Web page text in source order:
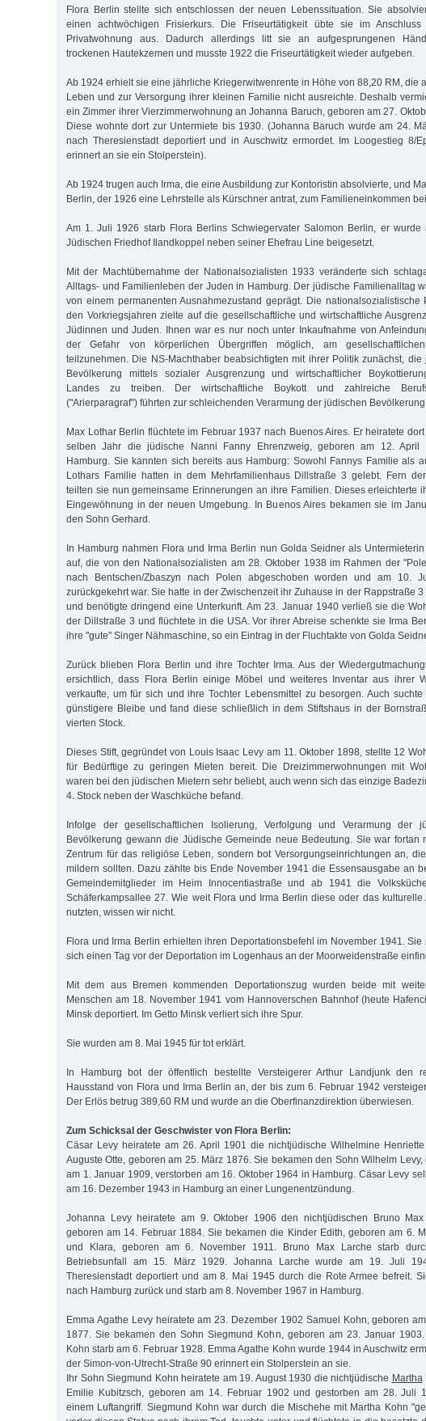
Flora Berlin stellte sich entschlossen der neuen Lebenssituation. Sie
einen achtwöchigen Frisierkurs. Die Friseurtätigkeit übte sie im
Privatwohnung aus. Dadurch allerdings litt sie an aufgesprungenen
trockenen Hautekzemen und musste 1922 die Friseurtätigkeit wieder aufgeben.
Ab 1924 erhielt sie eine jährliche Kriegerwitwenrente in Höhe von 88,20 RM, die
Leben und zur Versorgung ihrer kleinen Familie nicht ausreichte. Deshalb
ein Zimmer ihrer Vierzimmerwohnung an Johanna Baruch, geboren am 27.
Diese wohnte dort zur Untermiete bis 1930. (Johanna Baruch wurde am 24.
nach Theresienstadt deportiert und in Auschwitz ermordet. Im Loogestieg 8/
erinnert an sie ein Stolperstein).
Ab 1924 trugen auch Irma, die eine Ausbildung zur Kontoristin absolvierte, und
Berlin, der 1926 eine Lehrstelle als Kürschner antrat, zum Familieneinkommen bei.
Am 1. Juli 1926 starb Flora Berlins Schwiegervater Salomon Berlin, er wurde
Jüdischen Friedhof Ilandkoppel neben seiner Ehefrau Line beigesetzt.
Mit der Machtübernahme der Nationalsozialisten 1933 veränderte sich
Alltags- und Familienleben der Juden in Hamburg. Der jüdische Familienalltag
von einem permanenten Ausnahmezustand geprägt. Die nationalsozialistische
den Vorkriegsjahren zielte auf die gesellschaftliche und wirtschaftliche
Jüdinnen und Juden. Ihnen war es nur noch unter Inkaufnahme von
der Gefahr von körperlichen Übergriffen möglich, am
teilzunehmen. Die NS-Machthaber beabsichtigten mit ihrer Politik zunächst, die
Bevölkerung mittels sozialer Ausgrenzung und wirtschaftlicher
Landes zu treiben. Der wirtschaftliche Boykott und zahlreiche
("Arierparagraf") führten zur schleichenden Verarmung der jüdischen Bevölkerung.
Max Lothar Berlin flüchtete im Februar 1937 nach Buenos Aires. Er heiratete
selben Jahr die jüdische Nanni Fanny Ehrenzweig, geboren am 12. April
Hamburg. Sie kannten sich bereits aus Hamburg: Sowohl Fannys Familie als
Lothars Familie hatten in dem Mehrfamilienhaus Dillstraße 3 gelebt. Fern
teilten sie nun gemeinsame Erinnerungen an ihre Familien. Dieses erleichterte
Eingewöhnung in der neuen Umgebung. In Buenos Aires bekamen sie im
den Sohn Gerhard.
In Hamburg nahmen Flora und Irma Berlin nun Golda Seidner als
auf, die von den Nationalsozialisten am 28. Oktober 1938 im Rahmen der
nach Bentschen/Zbaszyn nach Polen abgeschoben worden und am 10.
zurückgekehrt war. Sie hatte in der Zwischenzeit ihr Zuhause in der Rappstraße 3
und benötigte dringend eine Unterkunft. Am 23. Januar 1940 verließ sie die
der Dillstraße 3 und flüchtete in die USA. Vor ihrer Abreise schenkte sie Irma
ihre "gute" Singer Nähmaschine, so ein Eintrag in der Fluchtakte von Golda
Zurück blieben Flora Berlin und ihre Tochter Irma. Aus der
ersichtlich, dass Flora Berlin einige Möbel und weiteres Inventar aus ihrer
verkaufte, um für sich und ihre Tochter Lebensmittel zu besorgen. Auch suchte
günstigere Bleibe und fand diese schließlich in dem Stiftshaus in der
vierten Stock.
Dieses Stift, gegründet von Louis Isaac Levy am 11. Oktober 1898, stellte 12
für Bedürftige zu geringen Mieten bereit. Die Dreizimmerwohnungen mit
waren bei den jüdischen Mietern sehr beliebt, auch wenn sich das einzige
4. Stock neben der Waschküche befand.
Infolge der gesellschaftlichen Isolierung, Verfolgung und Verarmung der
Bevölkerung gewann die Jüdische Gemeinde neue Bedeutung. Sie war fortan
Zentrum für das religiöse Leben, sondern bot Versorgungseinrichtungen an,
mildern sollten. Dazu zählte bis Ende November 1941 die Essensausgabe an
Gemeindemitglieder im Heim Innocentiastraße und ab 1941 die
Schäferkampsallee 27. Wie weit Flora und Irma Berlin diese oder das kulturelle
nutzten, wissen wir nicht.
Flora und Irma Berlin erhielten ihren Deportationsbefehl im November 1941. Sie
sich einen Tag vor der Deportation im Logenhaus an der Moorweidenstraße
Mit dem aus Bremen kommenden Deportationszug wurden beide mit
Menschen am 18. November 1941 vom Hannoverschen Bahnhof (heute
Minsk deportiert. Im Getto Minsk verliert sich ihre Spur.
Sie wurden am 8. Mai 1945 für tot erklärt.
In Hamburg bot der öffentlich bestellte Versteigerer Arthur Landjunk den
Hausstand von Flora und Irma Berlin an, der bis zum 6. Februar 1942
Der Erlös betrug 389,60 RM und wurde an die Oberfinanzdirektion überwiesen.
Zum Schicksal der Geschwister von Flora Berlin:
Cäsar Levy heiratete am 26. April 1901 die nichtjüdische Wilhelmine Henriette
Auguste Otte, geboren am 25. März 1876. Sie bekamen den Sohn Wilhelm Levy,
am 1. Januar 1909, verstorben am 16. Oktober 1964 in Hamburg. Cäsar Levy
am 16. Dezember 1943 in Hamburg an einer Lungenentzündung.
Johanna Levy heiratete am 9. Oktober 1906 den nichtjüdischen Bruno Max
geboren am 14. Februar 1884. Sie bekamen die Kinder Edith, geboren am 6.
und Klara, geboren am 6. November 1911. Bruno Max Larche starb
Betriebsunfall am 15. März 1929. Johanna Larche wurde am 19. Juli
Theresienstadt deportiert und am 8. Mai 1945 durch die Rote Armee befreit.
nach Hamburg zurück und starb am 8. November 1967 in Hamburg.
Emma Agathe Levy heiratete am 23. Dezember 1902 Samuel Kohn, geboren
1877. Sie bekamen den Sohn Siegmund Kohn, geboren am 23. Januar 1903.
Kohn starb am 6. Februar 1928. Emma Agathe Kohn wurde 1944 in Auschwitz
der Simon-von-Utrecht-Straße 90 erinnert ein Stolperstein an sie.
Ihr Sohn Siegmund Kohn heiratete am 19. August 1930 die nichtjüdische Martha
Emilie Kubitzsch, geboren am 14. Februar 1902 und gestorben am 28. Juli
einem Luftangriff. Siegmund Kohn war durch die Mischehe mit Martha Kohn